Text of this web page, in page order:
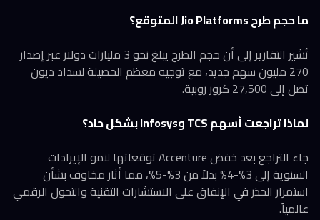
ما حجم طرح Jio Platforms المتوقع؟
تُشير التقارير إلى أن حجم الطرح يبلغ نحو 3 مليارات دولار عبر إصدار
270 مليون سهم جديد، مع توجيه معظم الحصيلة لسداد ديون
تصل إلى 27,500 كرور روبية.
لماذا تراجعت أسهم TCS وInfosys بشكل حاد؟
جاء التراجع بعد خفض Accenture توقعاتها لنمو الإيرادات
السنوية إلى 3%-4% بدلاً من 3%-5%، مما أثار مخاوف بشأن
استمرار الحذر في الإنفاق على الاستشارات التقنية والتحول الرقمي
عالمياً.